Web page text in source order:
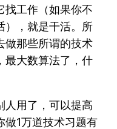
找工作（如果你不
），就是干活。所
做那些所谓的技术
最大数算法了，什
人用了，可以提高
做1万道技术习题有